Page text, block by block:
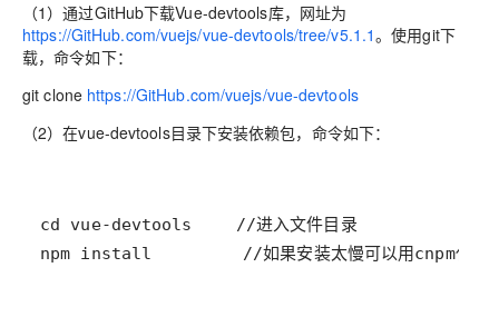
（1）通过GitHub下载Vue-devtools库，网址为
https://GitHub.com/vuejs/vue-devtools/tree/v5.1.1。使用git下
载，命令如下：
git clone https://GitHub.com/vuejs/vue-devtools
（2）在vue-devtools目录下安装依赖包，命令如下：
npm install         //如果安装太慢可以用cnpm代替